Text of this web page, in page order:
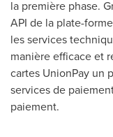
la première phase.
API de la plate-
les services
manière efficace et
cartes UnionPay un
services de
paiement.